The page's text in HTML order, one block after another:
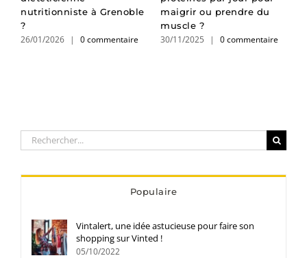
nutritionniste à Grenoble
?
26/01/2026 | 0 commentaire
maigrir ou prendre du
muscle ?
30/11/2025 | 0 commentaire
Rechercher:
Populaire
Vintalert, une idée astucieuse pour faire son
shopping sur Vinted !
05/10/2022